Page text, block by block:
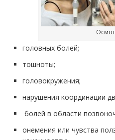
головных болей;
тошноты;
головокружения;
нарушения координации
болей в области
онемения или чувства